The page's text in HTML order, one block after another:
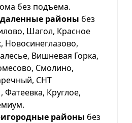
без подъема.
районы без
Шагол, Красное
Новосинеглазово,
Вишневая Горка,
Смолино,
СНТ
Фатеевка, Круглое,
районы без